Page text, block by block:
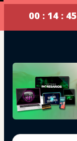
00 : 14 : 44